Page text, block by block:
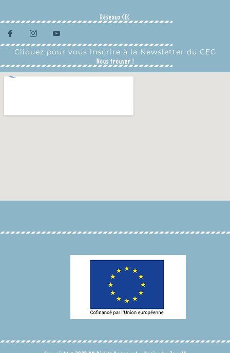
Réseaux CEC
Cliquez pour vous inscrire à la Newsletter du CEC
Nous trouver !